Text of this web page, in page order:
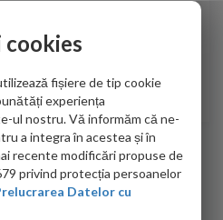
am colaborat in obtinerea
bine, va doresc!
fișiere de tip cookie
experiența
ul nostru. Vă informăm că ne-
a integra în acestea și în
recente modificări propuse de
privind protecția persoanelor
Datelor cu